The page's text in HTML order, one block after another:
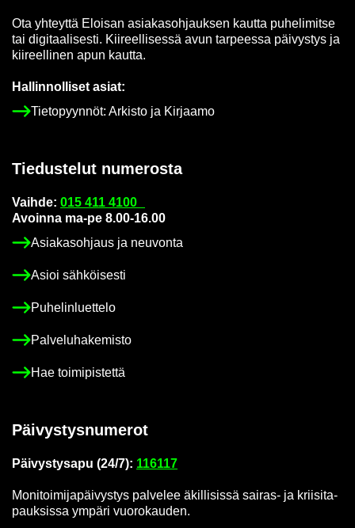
Ota yh­teyt­tä Eloi­san asia­kas­oh­jauk­sen kaut­ta pu­he­li­mit­se
tai di­gi­taa­li­ses­ti. Kii­reel­li­ses­sä avun tar­pees­sa päi­vys­tys ja
kii­reel­li­nen apun kaut­ta.
Hal­lin­nol­li­set asiat:
Tie­to­pyyn­nöt: Ar­kis­to ja Kir­jaa­mo
Tie­dus­te­lut nu­me­ros­ta
Vaih­de: 015 411 4100
Avoin­na ma-pe 8.00-16.00
Asia­kas­oh­jaus ja neu­von­ta
Asioi säh­köi­ses­ti
Pu­he­lin­luet­te­lo
Pal­ve­lu­ha­ke­mis­to
Hae toi­mi­pis­tet­tä
Päi­vys­tys­nu­me­rot
Päi­vys­tys­a­pu (24/7): 116117
Mo­ni­toi­mi­ja­päi­vys­tys pal­ve­lee äkil­li­sis­sä sairas-​ ja krii­si­ta­
pauk­sis­sa ym­pä­ri vuo­ro­kau­den.